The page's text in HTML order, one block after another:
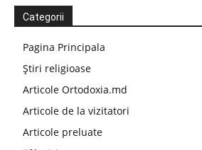
Categorii
Pagina Principala
Știri religioase
Articole Ortodoxia.md
Articole de la vizitatori
Articole preluate